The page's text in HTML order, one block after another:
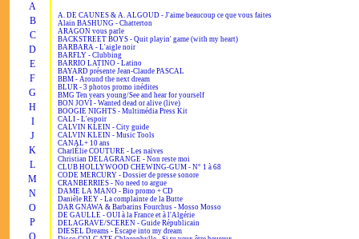
A
B
C
D
E
F
G
H
I
J
K
L
M
N
O
P
Q
A. DE CAUNES & A. ALGOUD - J'aime beaucoup ce que vous faites
Alain BASHUNG - Chatterton
ARAGON vous parle
BACKSTREET BOYS - Quit playin' game (with my heart)
BARBARA - L'aigle noir
BARFLY - Clubbing
BARRIO LATINO - Latino
BAYARD présente Jean-Claude PASCAL
BBM - Around the next dream
BLUR - 3 photos promo inédites
BMG Ten years young/See and hear for yourself
BON JOVI - Wanted dead or alive (live)
BOOGIE NIGHTS - Multimédia Press Kit
CALI - L'espoir
CALVIN KLEIN - City guide
CALVIN KLEIN - Music Tools
CANAL+ 10 ans
CharlÉlie COUTURE - Les naïves
Christian DELAGRANGE - Non reste moi
CLUB HOLLYWOOD CHEWING-GUM - N° 1 à 68
CODE MERCURY - Dossier de presse sonore
CRANBERRIES - No need to argue
DAME LA MANO - Bio promo + CD
Danièle REY - La complainte de la Butte
DAR GNAWA & Barbarins Fourchus - Mosso Mosso
DE GAULLE - OUI à la France et à l'Algérie
DELAGRAVE/SCEREN - Guide Républicain
DIESEL Dreams - Escape into my dream